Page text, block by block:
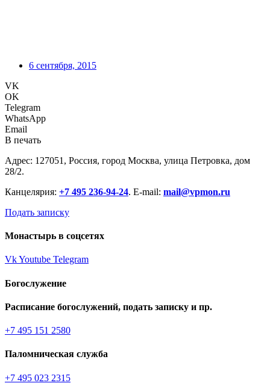
6 сентября, 2015
VK
OK
Telegram
WhatsApp
Email
В печать
Адрес: 127051, Россия, город Москва, улица Петровка, дом
28/2.
Канцелярия: +7 495 236-94-24. E-mail: mail@vpmon.ru
Подать записку
Монастырь в соцсетях
VkYoutube Telegram
Богослужение
Расписание богослужений, подать записку и пр.
+7 495 151 2580
Паломническая служба
+7 495 023 2315